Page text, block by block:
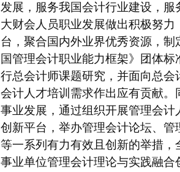
发展，服务我国会计行业建设，
大财会人员职业发展做出积极努
台，聚合国内外业界优秀资源，
国管理会计职业能力框架》团体
行总会计师课题研究，并面向总
会计人才培训需求作出应有贡献
事业发展，通过组织开展管理会
创新平台，举办管理会计论坛、
等一系列有力有效且创新的举措
事业单位管理会计理论与实践融